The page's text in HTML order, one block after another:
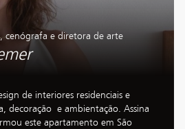
cenógrafa e diretora de arte
de interiores residenciais e
decoração  e ambientação. Assina
este apartamento em São